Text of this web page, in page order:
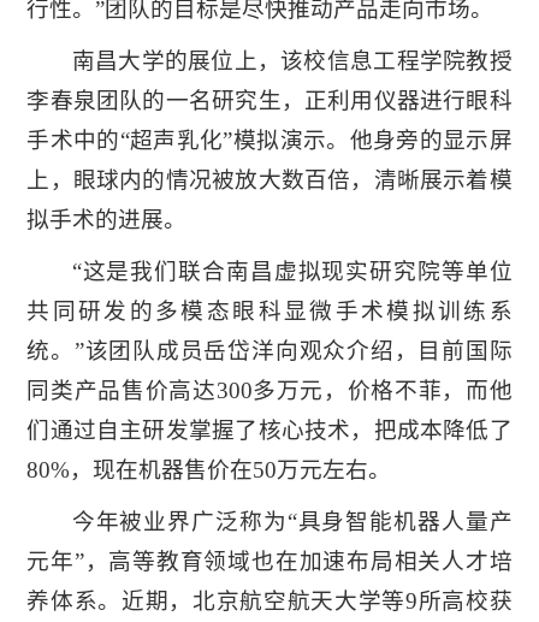
行性。”团队的目标是尽快推动产品走向市场。
南昌大学的展位上，该校信息工程学院教授
李春泉团队的一名研究生，正利用仪器进行眼科
手术中的“超声乳化”模拟演示。他身旁的显示屏
上，眼球内的情况被放大数百倍，清晰展示着模
拟手术的进展。
“这是我们联合南昌虚拟现实研究院等单位
共同研发的多模态眼科显微手术模拟训练系
统。”该团队成员岳岱洋向观众介绍，目前国际
同类产品售价高达300多万元，价格不菲，而他
们通过自主研发掌握了核心技术，把成本降低了
80%，现在机器售价在50万元左右。
今年被业界广泛称为“具身智能机器人量产
元年”，高等教育领域也在加速布局相关人才培
养体系。近期，北京航空航天大学等9所高校获